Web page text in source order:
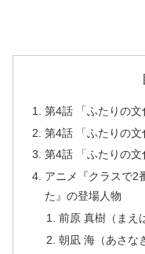
第4話 「ふたりの文
第4話 「ふたりの文
第4話 「ふたりの文
アニメ『クラスで2
た』の登場人物
前原 真樹（まえ
朝凪 海（あさな